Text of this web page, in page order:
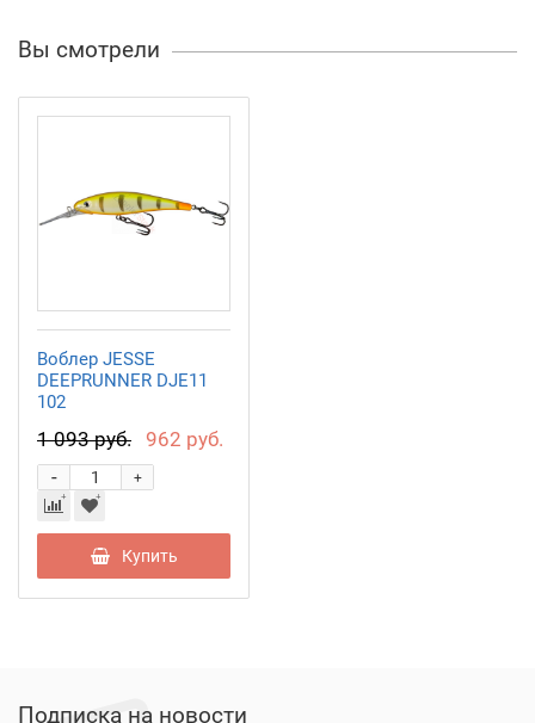
Вы смотрели
Воблер JESSE
DEEPRUNNER DJE11
102
1 093 руб. 962 руб.
+
-
Купить
Подписка на новости